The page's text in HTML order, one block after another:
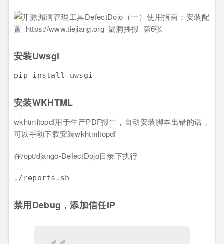
安装Uwsgi
安装WKHTML
wkhtmltopdf用于生产PDF报告，自动安装脚本出错的话，
可以手动下载安装wkhtmltopdf
在/opt/django-DefectDojo目录下执行
禁用Debug，添加信任IP